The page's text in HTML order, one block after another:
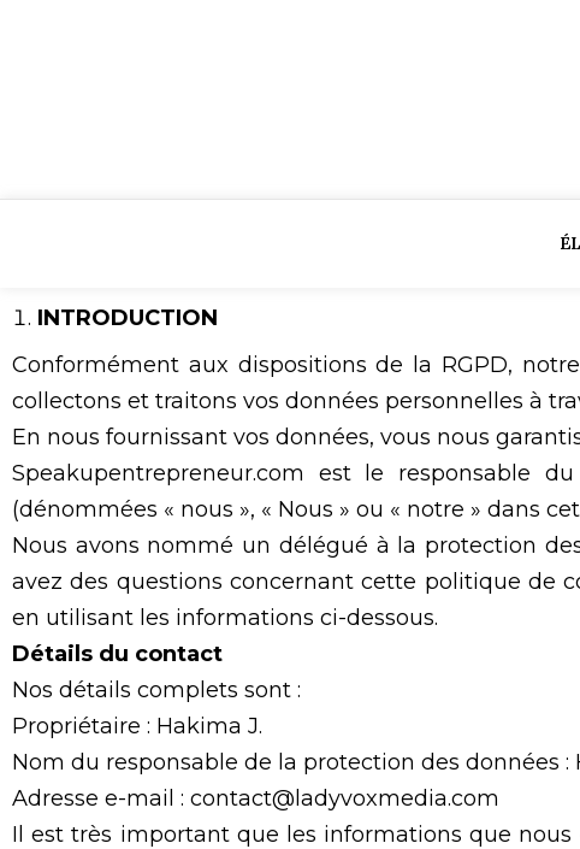
INTRODUCTION
Conformément aux dispositions de la RGPD,
collectons et traitons vos données personnelles à
En nous fournissant vos données, vous nous
Speakupentrepreneur.com est le responsable
(dénommées « nous », « Nous » ou « notre » dans
Nous avons nommé un délégué à la protection
avez des questions concernant cette politique de
en utilisant les informations ci-dessous.
Détails du contact
Nos détails complets sont :
Propriétaire : Hakima J.
Nom du responsable de la protection des données :
Adresse e-mail : contact@ladyvoxmedia.com
Il est très important que les informations que